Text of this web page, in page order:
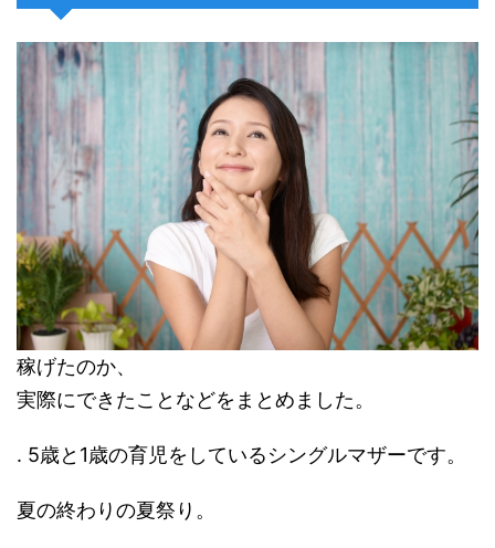
稼げたのか、
実際にできたことなどをまとめました。
. 5歳と1歳の育児をしているシングルマザーです。
夏の終わりの夏祭り。